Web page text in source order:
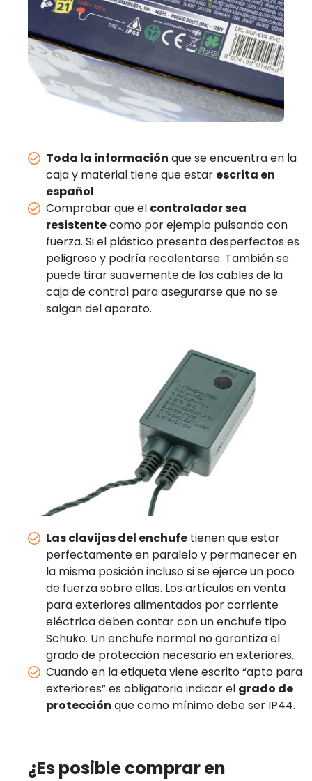
Toda la información que se encuentra en la
caja y material tiene que estar escrita en
español.
Comprobar que el controlador sea
resistentecomo por ejemplo pulsando con
fuerza. Si el plástico presenta desperfectos es
peligroso y podría recalentarse. También se
puede tirar suavemente de los cables de la
caja de control para asegurarse que no se
salgan del aparato.
Las clavijas del enchufe tienen que estar
perfectamente en paralelo y permanecer en
la misma posición incluso si se ejerce un poco
de fuerza sobre ellas. Los artículos en venta
para exteriores alimentados por corriente
eléctrica deben contar con un enchufe tipo
Schuko. Un enchufe normal no garantiza el
grado de protección necesario en exteriores.
Cuando en la etiqueta viene escrito “apto para
exteriores” es obligatorio indicar el grado de
protección que como mínimo debe ser IP44.
¿Es posible comprar en